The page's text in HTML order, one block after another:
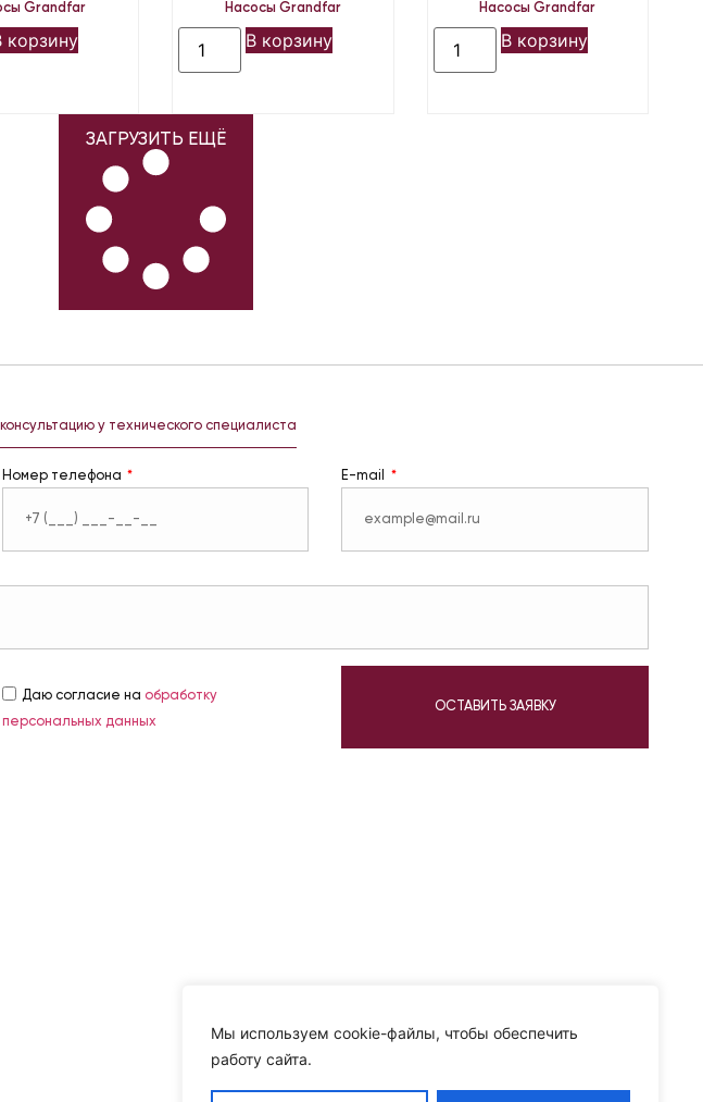
Мы используем cookie-файлы, чтобы обеспечить
работу сайта.
Grandfar
корзину
Насосы Grandfar
В корзину
Насосы Grandfar
В корзину
ЗАГРУЗИТЬ ЕЩЁ
у технического специалиста
Номер телефона E-mail
Даю согласие на обработку
персональных данных
ОСТАВИТЬ ЗАЯВКУ